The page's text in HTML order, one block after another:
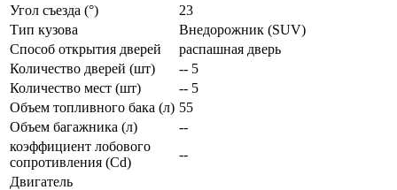
Угол съезда (°)
23
Тип кузова
Внедорожник (SUV)
Способ открытия дверей
распашная дверь
Количество дверей (шт)
-- 5
Количество мест (шт)
-- 5
Объем топливного бака (л) 55
Объем багажника (л)
--
коэффициент лобового
сопротивления (Cd)
--
Двигатель